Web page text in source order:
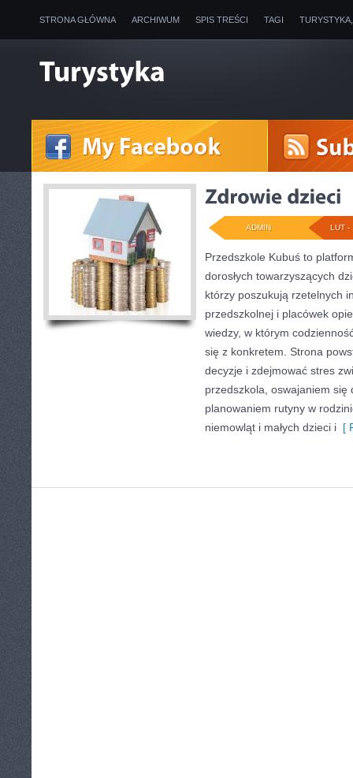
STRONA GŁÓWNA ARCHIWUM SPIS TREŚCI TAGI
LUT -
ADMIN
Przedszkole Kubuś to
dorosłych towarzyszących
którzy poszukują rzetelnych
przedszkolnej i placówek
wiedzy, w którym
się z konkretem. Strona
decyzje i zdejmować stres
przedszkola, oswajaniem się
planowaniem rutyny w
niemowląt i małych dzieci i [